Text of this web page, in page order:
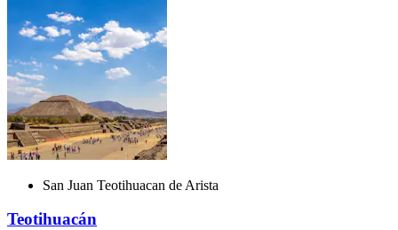
San Juan Teotihuacan de Arista
Teotihuacán